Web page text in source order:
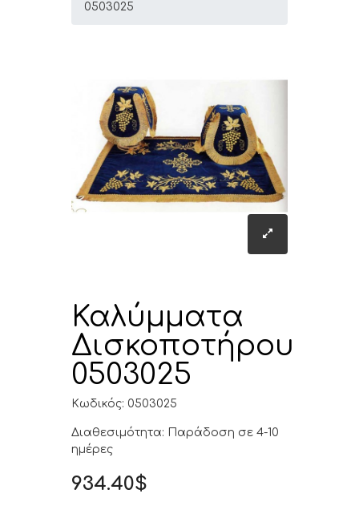
0503025
Καλύμματα
Δισκοποτήρου
0503025
Κωδικός: 0503025
Διαθεσιμότητα: Παράδοση σε 4-10
ημέρες
934.40$